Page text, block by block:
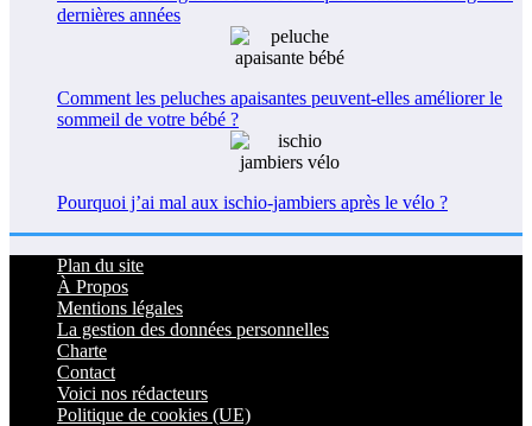
dernières années
Comment les peluches apaisantes peuvent-elles améliorer le
sommeil de votre bébé ?
Pourquoi j’ai mal aux ischio-jambiers après le vélo ?
Plan du site
À Propos
Mentions légales
La gestion des données personnelles
Charte
Contact
Voici nos rédacteurs
Politique de cookies (UE)